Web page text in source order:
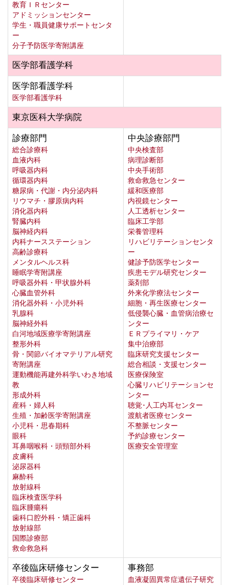
教育ＩＲセンター
アドミッションセンター
学生・職員健康サポートセンタ
ー
分子予防医学寄附講座
医学部看護学科
医学部看護学科
医学部看護学科
東京医科大学病院
診療部門
総合診療科
血液内科
呼吸器内科
循環器内科
糖尿病・代謝・内分泌内科
リウマチ・膠原病内科
消化器内科
腎臓内科
脳神経内科
内科ナースステーション
高齢診療科
メンタルヘルス科
睡眠学寄附講座
呼吸器外科・甲状腺外科
心臓血管外科
消化器外科・小児外科
乳腺科
脳神経外科
白河地域医療学寄附講座
整形外科
骨・関節バイオマテリアル研究
寄附講座
運動機能再建外科学いわき地域
教
形成外科
産科・婦人科
生殖・加齢医学寄附講座
小児科・思春期科
眼科
耳鼻咽喉科・頭頸部外科
皮膚科
泌尿器科
麻酔科
放射線科
臨床検査医学科
臨床腫瘍科
歯科口腔外科・矯正歯科
放射線部
国際診療部
救命救急科
中央診療部門
中央検査部
病理診断部
中央手術部
救命救急センター
緩和医療部
内視鏡センター
人工透析センター
臨床工学部
栄養管理科
リハビリテーションセンタ
ー
健診予防医学センター
疾患モデル研究センター
薬剤部
外来化学療法センター
細胞・再生医療センター
低侵襲心臓・血管病治療セ
ンター
ＥＲプライマリ・ケア
集中治療部
臨床研究支援センター
総合相談・支援センター
医療保険室
心臓リハビリテーションセ
ンター
聴覚･人工内耳センター
渡航者医療センター
不整脈センター
予約診療センター
医療安全管理室
卒後臨床研修センター
卒後臨床研修センター
事務部
血液凝固異常症遺伝子研究